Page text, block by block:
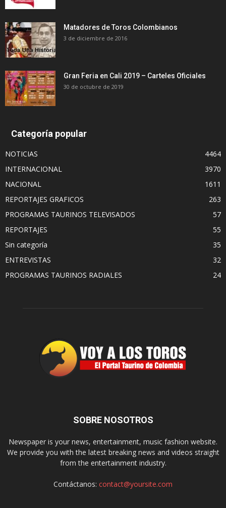
Matadores de Toros Colombianos
3 de diciembre de 2016
Gran Feria en Cali 2019 – Carteles Oficiales
30 de octubre de 2019
Categoría popular
NOTICIAS
4464
INTERNACIONAL
3970
NACIONAL
1611
REPORTAJES GRAFICOS
263
PROGRAMAS TAURINOS TELEVISADOS
57
REPORTAJES
55
Sin categoría
35
ENTREVISTAS
32
PROGRAMAS TAURINOS RADIALES
24
SOBRE NOSOTROS
Newspaper is your news, entertainment, music fashion website.
We provide you with the latest breaking news and videos straight
from the entertainment industry.
Contáctanos: contact@yoursite.com